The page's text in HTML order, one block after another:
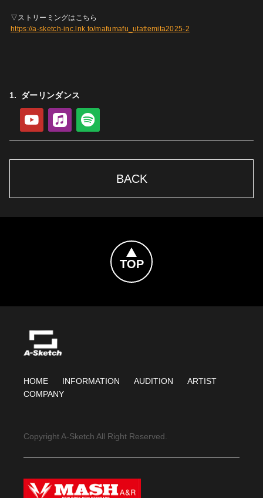
▽ストリーミングはこちら
https://a-sketch-inc.lnk.to/mafumafu_utattemita2025-2
ダーリンダンス
YouTube Apple Music
BACK
HOME INFORMATION AUDITION
ARTIST
COMPANY
Copyright A-Sketch All Right Reserved.